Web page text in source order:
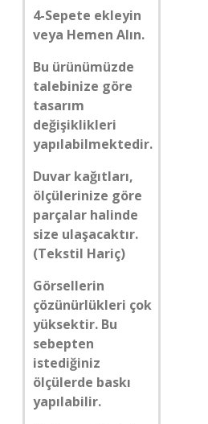
4-Sepete ekleyin
veya Hemen Alın.
Bu ürünümüzde
talebinize göre
tasarım
değişiklikleri
yapılabilmektedir.
Duvar kağıtları,
ölçülerinize göre
parçalar halinde
size ulaşacaktır.
(Tekstil Hariç)
Görsellerin
çözünürlükleri çok
yüksektir. Bu
sebepten
istediğiniz
ölçülerde baskı
yapılabilir.